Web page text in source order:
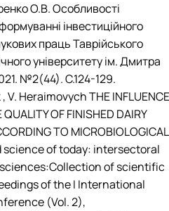
О.В. Особливості
інвестиційного
праць Таврійського
університету ім. Дмитра
№2(44). С.124-129.
V. Heraimovych THE INFLUENCE
OF FINISHED DAIRY
TO MICROBIOLOGICAL
science of today: intersectoral
of scientific
of the I International
(Vol. 2),